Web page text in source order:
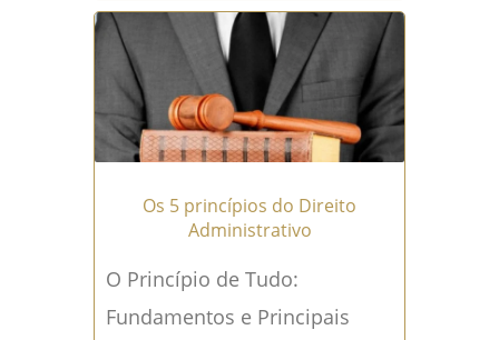
áreas profissionais, incluindo
a advocacia. Uma ferramenta
que...
Leia mais →
Os 5 princípios do Direito
Administrativo
O Princípio de Tudo:
Fundamentos e Principais